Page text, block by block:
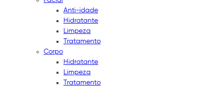
Anti-idade
Hidratante
Limpeza
Tratamento
Corpo
Hidratante
Limpeza
Tratamento